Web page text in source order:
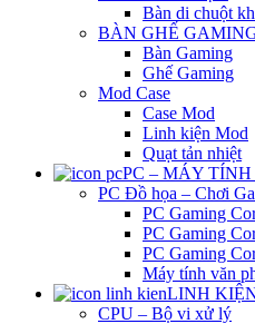
Bàn di chuột
BÀN GHẾ
Bàn Gaming
Ghế Gaming
Mod Case
Case Mod
Linh kiện Mod
Quạt tản nhiệt
PC – MÁY
PC Đồ họa – Chơi
PC Gaming
PC Gaming
PC Gaming
Máy tính văn
LINH
CPU – Bộ vi xử lý